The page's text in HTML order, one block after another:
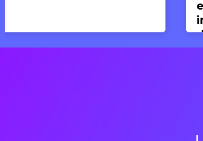
derechos humanos